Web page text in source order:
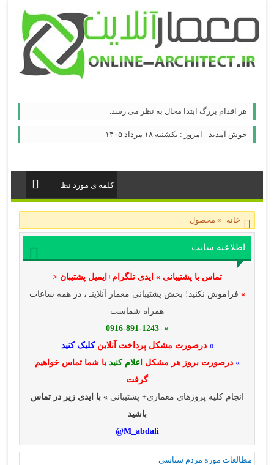
هر اقدام بزرگ ابتدا محال به نظر می رسد.
خوش آمدید - امروز : یکشنبه ۱۸ مرداد ۱۴۰۵
خانه » محصول
اطلاعیه سایت
تماس با پشتیبانی » ایدی تلگرام+ایمیل پشتیبان <
» فراموش نکنید! بخش پشتیبانی معمار آنلاینـ ، در همه ساعات
همراه شماست
» 0916-891-1243
» درصورت مشکل پرداخت آنلاینکلیک کنید
» درصورت بروز هر مشکل اعلام کنید با شما تماس خواهیم
گرفت
انجام کلیه پروژهای معماری+ پشتیبانی» با ایدی زیر در تماس
باشید
M_abdali@
مطالعات موزه مردم شناسی